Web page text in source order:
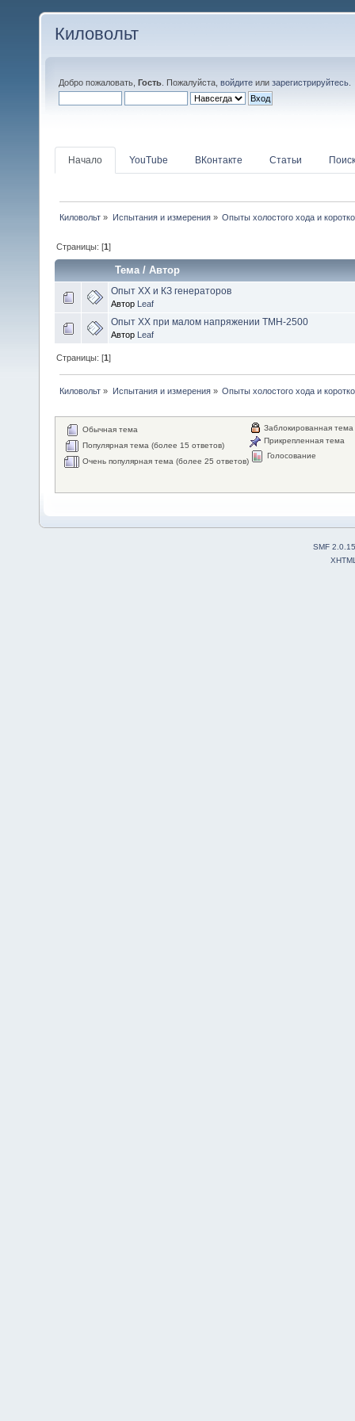
Киловольт
Добро пожаловать, Гость . Пожалуйста, войдите или зарегистрируйтесь
Начало YouTube ВКонтакте Статьи Поиск
Киловольт » Испытания и измерения» Опыты холостого хода и
Страницы: [1]
Тема/Автор
Опыт ХХ и КЗ генераторов
Автор Leaf
Опыт ХХ при малом напряжении ТМН-2500
Автор Leaf
Страницы: [1]
Киловольт » Испытания и измерения» Опыты холостого хода и
Обычная тема
Популярная тема (более 15 ответов)
Очень популярная тема (более 25 ответов)
Заблокированная тема
Прикрепленная тема
Голосование
SMF 2.0.15